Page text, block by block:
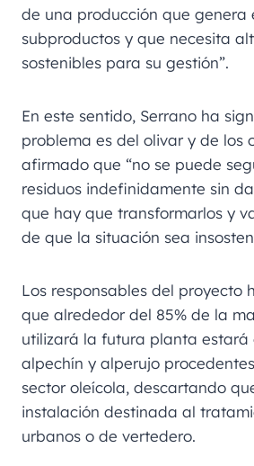
de una producción que genera
subproductos y que necesita
sostenibles para su gestión”.
En este sentido, Serrano ha
problema es del olivar y de los
afirmado que “no se puede
residuos indefinidamente sin
que hay que transformarlos y
de que la situación sea
Los responsables del proyecto
que alrededor del 85% de la
utilizará la futura planta estará
alpechín y alperujo
sector oleícola, descartando
instalación destinada al
urbanos o de vertedero.